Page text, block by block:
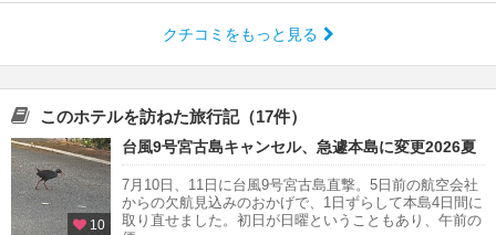
クチコミをもっと見る
このホテルを訪ねた旅行記（17件）
10
台風9号宮古島キャンセル、急遽本島に変更2026夏
7月10日、11日に台風9号宮古島直撃。5日前の航空会社
からの欠航見込みのおかげで、1日ずらして本島4日間に
取り直せました。初日が日曜ということもあり、午前の